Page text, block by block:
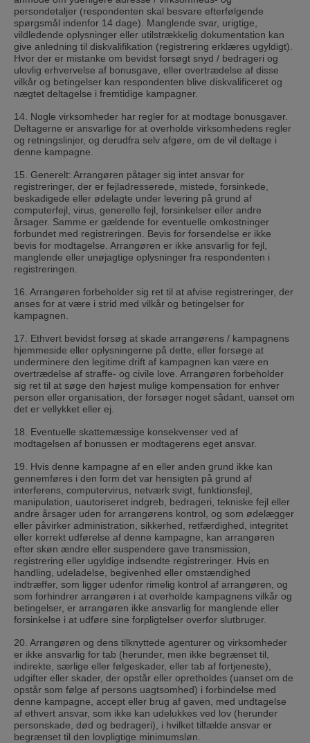
persondetaljer (respondenten skal besvare efterfølgende
spørgsmål indenfor 14 dage). Manglende svar, urigtige,
vildledende oplysninger eller utilstrækkelig dokumentation kan
give anledning til diskvalifikation (registrering erklæres ugyldigt).
Hvor der er mistanke om bevidst forsøgt snyd / bedrageri og
ulovlig erhvervelse af bonusgave, eller overtrædelse af disse
vilkår og betingelser kan respondenten blive diskvalificeret og
nægtet deltagelse i fremtidige kampagner.
14. Nogle virksomheder har regler for at modtage bonusgaver.
Deltagerne er ansvarlige for at overholde virksomhedens regler
og retningslinjer, og derudfra selv afgøre, om de vil deltage i
denne kampagne.
15. Generelt: Arrangøren påtager sig intet ansvar for
registreringer, der er fejladresserede, mistede, forsinkede,
beskadigede eller ødelagte under levering på grund af
computerfejl, virus, generelle fejl, forsinkelser eller andre
årsager. Samme er gældende for eventuelle omkostninger
forbundet med registreringen. Bevis for forsendelse er ikke
bevis for modtagelse. Arrangøren er ikke ansvarlig for fejl,
manglende eller unøjagtige oplysninger fra respondenten i
registreringen.
16. Arrangøren forbeholder sig ret til at afvise registreringer, der
anses for at være i strid med vilkår og betingelser for
kampagnen.
17. Ethvert bevidst forsøg at skade arrangørens / kampagnens
hjemmeside eller oplysningerne på dette, eller forsøge at
underminere den legitime drift af kampagnen kan være en
overtrædelse af straffe- og civile love. Arrangøren forbeholder
sig ret til at søge den højest mulige kompensation for enhver
person eller organisation, der forsøger noget sådant, uanset om
det er vellykket eller ej.
18. Eventuelle skattemæssige konsekvenser ved af
modtagelsen af ​​bonussen er modtagerens eget ansvar.
19. Hvis denne kampagne af en eller anden grund ikke kan
gennemføres i den form det var hensigten på grund af
interferens, computervirus, netværk svigt, funktionsfejl,
manipulation, uautoriseret indgreb, bedrageri, tekniske fejl eller
andre årsager uden for arrangørens kontrol, og som ødelægger
eller påvirker administration, sikkerhed, retfærdighed, integritet
eller korrekt udførelse af denne kampagne, kan arrangøren
efter skøn ændre eller suspendere gave transmission,
registrering eller ugyldige indsendte registreringer. Hvis en
handling, udeladelse, begivenhed eller omstændighed
indtræffer, som ligger udenfor rimelig kontrol af arrangøren, og
som forhindrer arrangøren i at overholde kampagnens vilkår og
betingelser, er arrangøren ikke ansvarlig for manglende eller
forsinkelse i at udføre sine forpligtelser overfor slutbruger.
20. Arrangøren og dens tilknyttede agenturer og virksomheder
er ikke ansvarlig for tab (herunder, men ikke begrænset til,
indirekte, særlige eller følgeskader, eller tab af fortjeneste),
udgifter eller skader, der opstår eller opretholdes (uanset om de
opstår som følge af persons uagtsomhed) i forbindelse med
denne kampagne, accept eller brug af gaven, med undtagelse
af ethvert ansvar, som ikke kan udelukkes ved lov (herunder
personskade, død og bedrageri), i hvilket tilfælde ansvar er
begrænset til den lovpligtige minimumsløn.